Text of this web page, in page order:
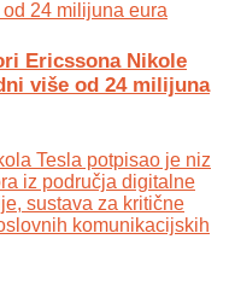
Ericssona Nikole
više od 24 milijuna
Tesla potpisao je niz
iz područja digitalne
sustava za kritične
komunikacijskih